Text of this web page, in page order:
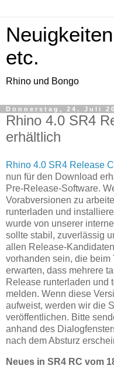
etc.
Rhino und Bongo
Donnerstag, 24. Juli
Rhino 4.0 SR4
erhältlich
Rhino 4.0 SR4 Release
nun für den Download
Pre-Release-Software.
Vorabversionen zu
runterladen und
wurde von unserer
sollte stabil, zuverlässig
allen Release-
vorhanden sein, die beim
erwarten, dass mehrere
Release runterladen und
melden. Wenn diese
aufweist, werden wir die
veröffentlichen. Bitte
anhand des
nach dem Absturz
Neues in SR4 RC vom